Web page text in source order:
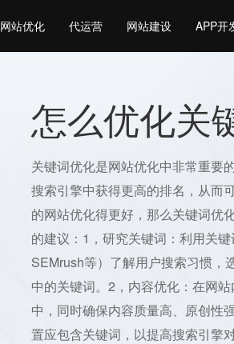
网站优化 代运营 网站建设 APP开
怎么优化关
关键词优化是网站优化中非常重要
搜索引擎中获得更高的排名，从而
的网站优化得更好，那么关键词优
的建议：1，研究关键词：利用关
SEMrush等）了解用户搜索习惯，
中的关键词。2，内容优化：在网
中，同时确保内容质量高、原创性
置应包含关键词，以提高搜索引擎